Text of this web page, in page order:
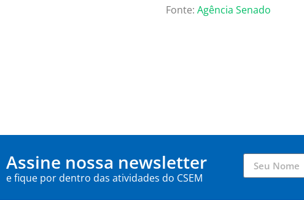
Fonte: Agência Senado
Assine nossa newsletter
e fique por dentro das atividades do CSEM